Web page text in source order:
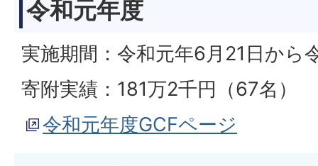
令和元年度
実施期間：令和元年6月21日から
寄附実績：181万2千円（67名）
令和元年度GCFページ